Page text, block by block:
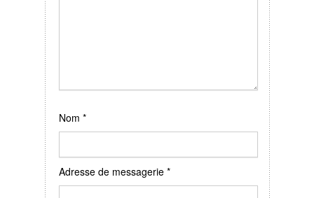
Nom *
Adresse de messagerie *